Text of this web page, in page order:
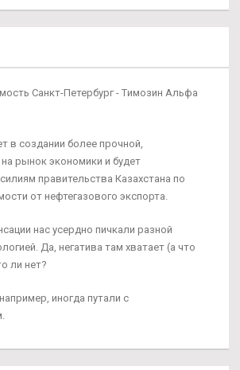
Санкт-Петербург - Tимозин Альфа
в создании более прочной,
рынок экономики и будет
правительства Казахстана по
от нефтегазового экспорта.
нас усердно пичкали разной
Да, негатива там хватает (а что
ли нет?
иногда путали с